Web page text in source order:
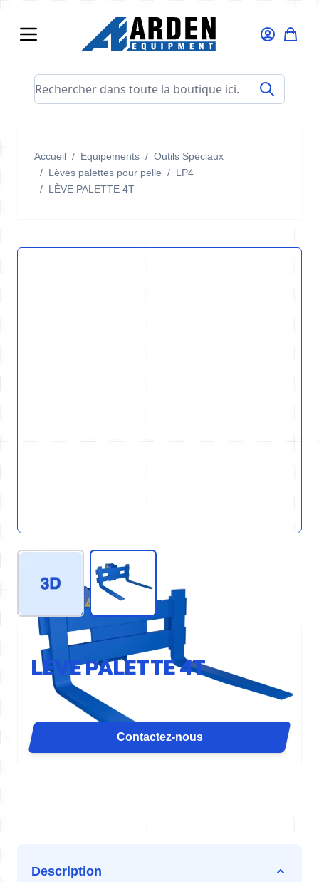
Rechercher dans toute la boutique ici...
Accueil / Equipements / Outils Spéciaux
/ Lèves palettes pour pelle / LP4
/ LÈVE PALETTE 4T
View larger imageView larger image
REF : LP4-GEN
LÈVE PALETTE 4T
Le lève-palettes LP4 est conçu pour les pelles de 20
à 26 tonnes. Avec ses fourches réglables
manuellement et son tablier aux normes Fem II, III
ou IV, il garantit maniabilité, compatibilité et sécurité
Contactez-nous
Description